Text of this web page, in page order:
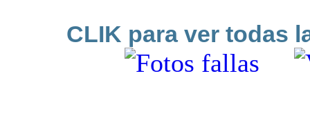
CLIK para ver todas